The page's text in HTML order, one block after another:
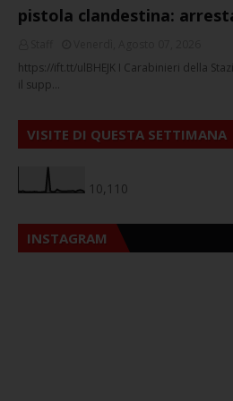
pistola clandestina:
https://ift.tt/ulBHEJK I Carabinieri della
il supp…
VISITE DI QUESTA SETTIMANA
10,110
INSTAGRAM